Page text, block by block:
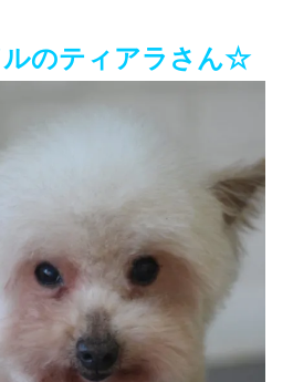
のティアラさん☆